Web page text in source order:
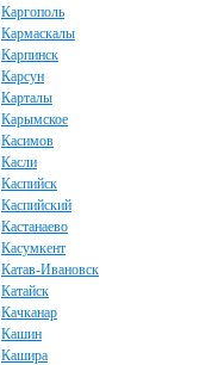
Каргополь
Кармаскалы
Карпинск
Карсун
Карталы
Карымское
Касимов
Касли
Каспийск
Каспийский
Кастанаево
Касумкент
Катав-Ивановск
Катайск
Качканар
Кашин
Кашира